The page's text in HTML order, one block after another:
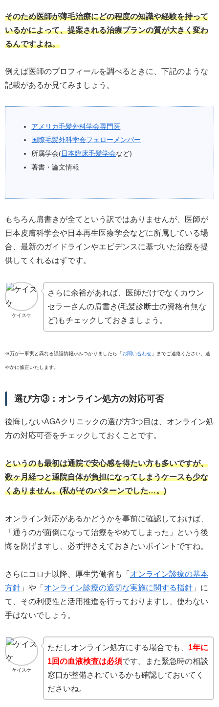
そのため医師が薄毛治療にどの程度の知識や経験を持って
いるかによって、提案される治療プランの質が大きく変わ
るんですよね。
例えば医師のプロフィールを調べるときに、下記のような
記載があるか見てみましょう。
アメリカ毛髪外科学会専門医
国際毛髪外科学会フェローメンバー
所属学会(日本臨床毛髪学会など)
著書・論文情報
もちろん肩書きが全てという訳ではありませんが、医師が
日本皮膚科学会や日本再生医療学会などに所属している場
合、最新のガイドラインやエビデンスに基づいた治療を提
供してくれるはずです。
ケイスケ
さらに余裕があれば、医師だけでなくカウン
セラーさんの肩書き(毛髪診断士の資格有無な
ど)もチェックしておきましょう。
※万が一事実と異なる誤認情報がみつかりましたら「お問い合わせ 」までご連絡ください。速
やかに修正いたします。
選び方③：オンライン処方の対応可否
後悔しないAGAクリニックの選び方3つ目は、オンライン処
方の対応可否をチェックしておくことです。
というのも最初は通院で安心感を得たい方も多いですが、
数ヶ月経つと通院自体が負担になってしまうケースも少な
くありません。(私がそのパターンでした…。)
オンライン対応があるかどうかを事前に確認しておけば、
「通うのが面倒になって治療をやめてしまった」という後
悔を防げますし、必ず押さえておきたいポイントですね。
さらにコロナ以降、厚生労働省も「 オンライン診療の基本
方針 」や「 オンライン診療の適切な実施に関する指針 」に
て、その利便性と活用推進を行っておりますし、使わない
手はないでしょう。
ケイスケ
ただしオンライン処方にする場合でも、 1年に
1回の血液検査は必須です。また緊急時の相談
窓口が整備されているかも確認しておいてく
ださいね。